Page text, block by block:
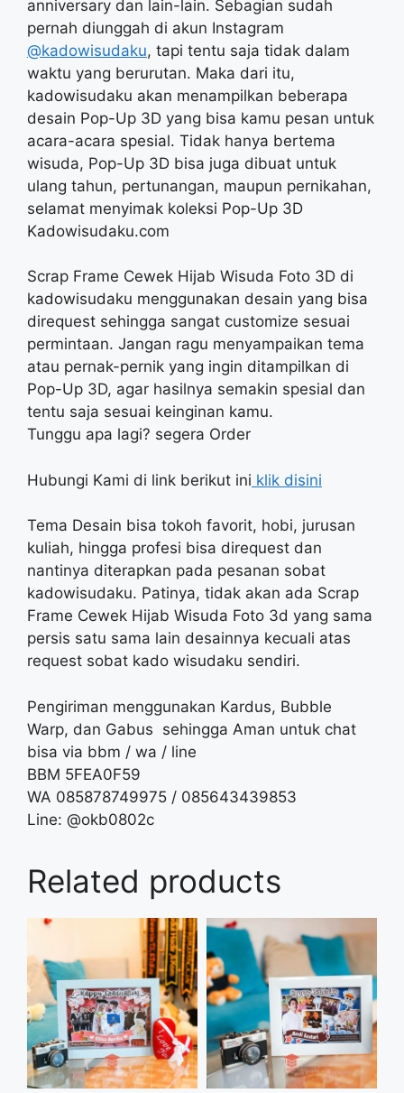
anniversary dan lain-lain. Sebagian sudah
pernah diunggah di akun Instagram
@kadowisudaku, tapi tentu saja tidak dalam
waktu yang berurutan. Maka dari itu,
kadowisudaku akan menampilkan beberapa
desain Pop-Up 3D yang bisa kamu pesan untuk
acara-acara spesial. Tidak hanya bertema
wisuda, Pop-Up 3D bisa juga dibuat untuk
ulang tahun, pertunangan, maupun pernikahan,
selamat menyimak koleksi Pop-Up 3D
Kadowisudaku.com
Scrap Frame Cewek Hijab Wisuda Foto 3D di
kadowisudaku menggunakan desain yang bisa
direquest sehingga sangat customize sesuai
permintaan. Jangan ragu menyampaikan tema
atau pernak-pernik yang ingin ditampilkan di
Pop-Up 3D, agar hasilnya semakin spesial dan
tentu saja sesuai keinginan kamu.
Tunggu apa lagi? segera Order
Hubungi Kami di link berikut ini klik disini
Tema Desain bisa tokoh favorit, hobi, jurusan
kuliah, hingga profesi bisa direquest dan
nantinya diterapkan pada pesanan sobat
kadowisudaku. Patinya, tidak akan ada Scrap
Frame Cewek Hijab Wisuda Foto 3d yang sama
persis satu sama lain desainnya kecuali atas
request sobat kado wisudaku sendiri.
Pengiriman menggunakan Kardus, Bubble
Warp, dan Gabus sehingga Aman untuk chat
bisa via bbm / wa / line
BBM 5FEA0F59
WA 085878749975 / 085643439853
Line: @okb0802c
Related products